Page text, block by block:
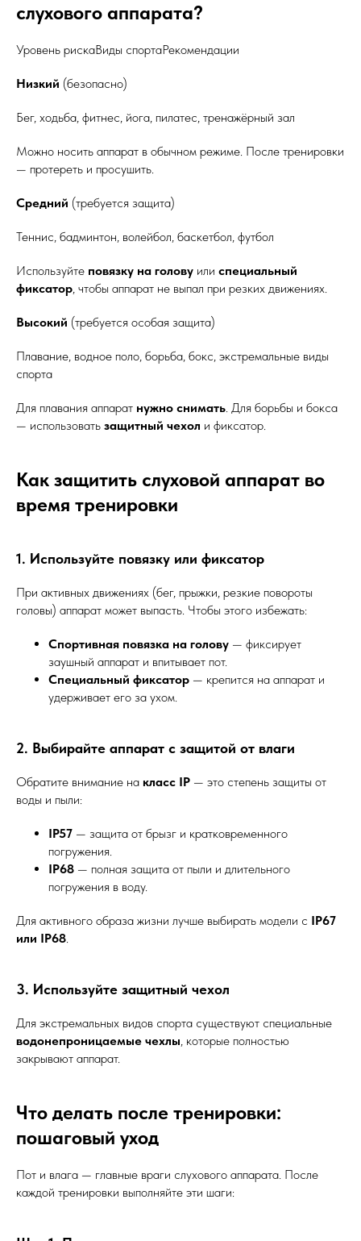
слухового аппарата?
Уровень рискаВиды спортаРекомендации
Низкий (безопасно)
Бег, ходьба, фитнес, йога, пилатес, тренажёрный зал
Можно носить аппарат в обычном режиме. После тренировки
— протереть и просушить.
Средний (требуется защита)
Теннис, бадминтон, волейбол, баскетбол, футбол
Используйте повязку на голову или специальный
фиксатор, чтобы аппарат не выпал при резких движениях.
Высокий (требуется особая защита)
Плавание, водное поло, борьба, бокс, экстремальные виды
спорта
Для плавания аппарат нужно снимать. Для борьбы и бокса
— использовать защитный чехол и фиксатор.
Как защитить слуховой аппарат во
время тренировки
1. Используйте повязку или фиксатор
При активных движениях (бег, прыжки, резкие повороты
головы) аппарат может выпасть. Чтобы этого избежать:
Спортивная повязка на голову — фиксирует
заушный аппарат и впитывает пот.
Специальный фиксатор — крепится на аппарат и
удерживает его за ухом.
2. Выбирайте аппарат с защитой от влаги
Обратите внимание на класс IP — это степень защиты от
воды и пыли:
IP57 — защита от брызг и кратковременного
погружения.
IP68 — полная защита от пыли и длительного
погружения в воду.
Для активного образа жизни лучше выбирать модели с IP67
или IP68.
3. Используйте защитный чехол
Для экстремальных видов спорта существуют специальные
водонепроницаемые чехлы, которые полностью
закрывают аппарат.
Что делать после тренировки:
пошаговый уход
Пот и влага — главные враги слухового аппарата. После
каждой тренировки выполняйте эти шаги: